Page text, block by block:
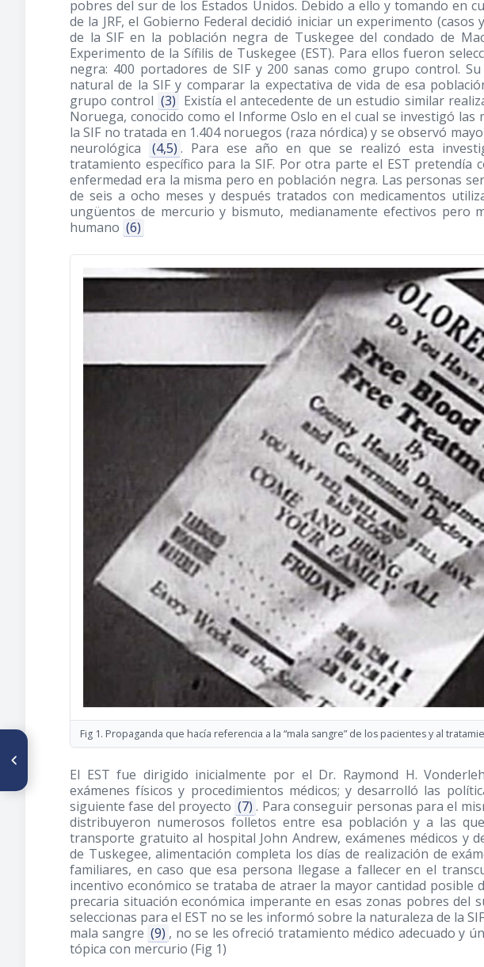
pobres del sur de los Estados Unidos. Debido a ello y tomando en
de la JRF, el Gobierno Federal decidió iniciar un experimento
de la SIF en la población negra de Tuskegee del condado de
Experimento de la Sífilis de Tuskegee (EST). Para ellos fueron
negra: 400 portadores de SIF y 200 sanas como grupo control.
natural de la SIF y comparar la expectativa de vida de esa
grupo control (3) Existía el antecedente de un estudio similar
Noruega, conocido como el Informe Oslo en el cual se investigó las
la SIF no tratada en 1.404 noruegos (raza nórdica) y se observó
neurológica
(4,5) . Para ese año en que se realizó esta
tratamiento específico para la SIF. Por otra parte el EST pretendía
enfermedad era la misma pero en población negra. Las personas
de seis a ocho meses y después tratados con medicamentos
ungüentos de mercurio y bismuto, medianamente efectivos pero
humano (6)
Fig 1. Propaganda que hacía referencia a la “mala sangre” de los pacientes y al
El EST fue dirigido inicialmente por el Dr. Raymond H.
exámenes físicos y procedimientos médicos; y desarrolló las
siguiente fase del proyecto (7) . Para conseguir personas para el
distribuyeron numerosos folletos entre esa población y a las
transporte gratuito al hospital John Andrew, exámenes médicos y
de Tuskegee, alimentación completa los días de realización de
familiares, en caso que esa persona llegase a fallecer en el
incentivo económico se trataba de atraer la mayor cantidad posible
precaria situación económica imperante en esas zonas pobres del
seleccionas para el EST no se les informó sobre la naturaleza de la
mala sangre (9) , no se les ofreció tratamiento médico adecuado y
tópica con mercurio (Fig 1)
ARTÍCULO ANTERIOR
y de cirujanos en la
Maternidad Concepción
Palacios. Desde la fundación
de la Maternidad hasta el año